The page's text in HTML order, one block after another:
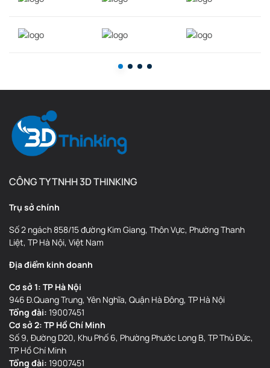
CÔNG TY TNHH 3D THINKING
Trụ sở chính
Số 2 ngách 858/15 đường Kim Giang, Thôn Vực, Phường Thanh
Liệt, TP Hà Nội, Việt Nam
Địa điểm kinh doanh
Cơ sở 1: TP Hà Nội
946 Đ.Quang Trung, Yên Nghĩa, Quận Hà Đông, TP Hà Nội
Tổng đài: 19007451
Cơ sở 2: TP Hồ Chí Minh
Số 9, Đường D20, Khu Phố 6, Phường Phước Long B, TP Thủ Đức,
TP Hồ Chí Minh
Tổng đài: 19007451